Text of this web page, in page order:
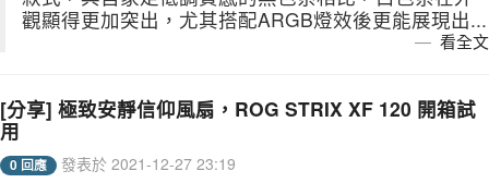
觀顯得更加突出，尤其搭配ARGB燈效後更能展現出...
看全文
[分享] 極致安靜信仰風扇，ROG STRIX XF 120 開箱試
用
0 回應 發表於 2021-12-27 23:19